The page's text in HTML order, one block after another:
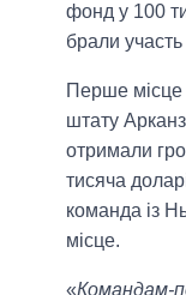
фонд у 100
брали участь
Перше місце
штату
отримали
тисяча
команда із
місце.
«Командам-